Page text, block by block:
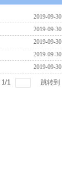
2019-09-30
2019-09-30
2019-09-30
2019-09-30
2019-09-30
1/1 跳转到